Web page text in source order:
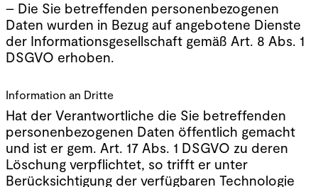
– Die Sie betreffenden personenbezogenen
Daten wurden in Bezug auf angebotene Dienste
der Informationsgesellschaft gemäß Art. 8 Abs. 1
DSGVO erhoben.
Information an Dritte
Hat der Verantwortliche die Sie betreffenden
personenbezogenen Daten öffentlich gemacht
und ist er gem. Art. 17 Abs. 1 DSGVO zu deren
Löschung verpflichtet, so trifft er unter
Berücksichtigung der verfügbaren Technologie